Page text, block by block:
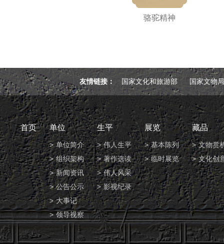
骆驼精神
友情链接： 国家文化和旅游部 国家文物局
首页 单位
单位简介
组织架构
新闻资讯
公告公示
大事记
领导视察
生平
伟人生平
著作选读
伟人风采
影视纪录
展览
基本陈列
临时展览
藏品
文物赏
文化创